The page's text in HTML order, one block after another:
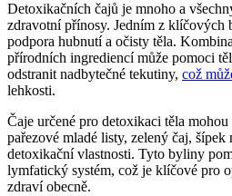
Detoxikačních čajů je​ mnoho a⁢
zdravotní přínosy. Jedním⁤ z klíčových
podpora hubnutí a⁢ očisty těla.
‍přírodních⁤ ingrediencí může pomoci
odstranit⁢ nadbytečné‍ tekutiny, což
lehkosti.
Čaje ⁤určené pro detoxikaci těla
pařezové mladé listy,‌ zelený čaj,‌
detoxikační vlastnosti. Tyto ​byliny
lymfatický⁢ systém, což je klíčové pro
zdraví obecně.